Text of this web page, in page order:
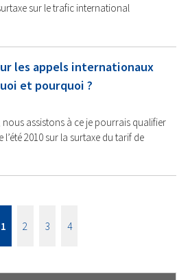
sur le trafic international
les appels internationaux
et pourquoi ?
nous assistons à ce je pourrais qualifier
l’été 2010 sur la surtaxe du tarif de
1 2 3 4